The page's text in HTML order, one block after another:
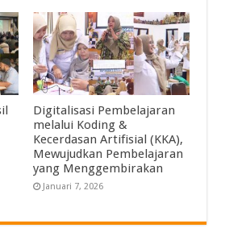
Digitalisasi Pembelajaran
melalui Koding &
Kecerdasan Artifisial (KKA),
Mewujudkan Pembelajaran
yang Menggembirakan
Januari 7, 2026